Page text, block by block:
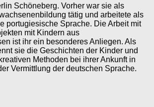
Schöneberg. Vorher war sie als
tätig und arbeitete als
portugiesische Sprache. Die Arbeit mit
mit Kindern aus
ist ihr ein besonderes Anliegen. Als
sie die Geschichten der Kinder und
Methoden bei ihrer Ankunft in
Vermittlung der deutschen Sprache.